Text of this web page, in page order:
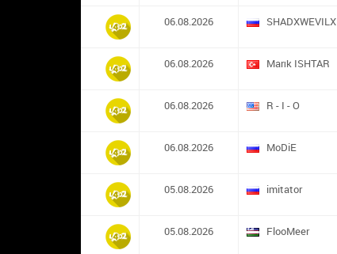
06.08.2026 SHADXWEVILX
06.08.2026 Marık ISHTAR
06.08.2026 R - I - O
06.08.2026 MoDiE
05.08.2026 imitator
05.08.2026 FlooMeer